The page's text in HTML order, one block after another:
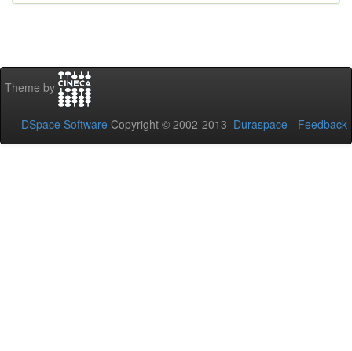
Theme by
DSpace Software Copyright © 2002-2013 Duraspace - Feedback